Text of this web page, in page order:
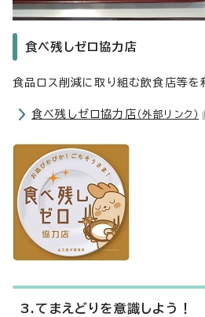
食べ残しゼロ協力店
食品ロス削減に取り組む飲食店等を
食べ残しゼロ協力店 （外部リンク）
3.てまえどりを意識しよう！